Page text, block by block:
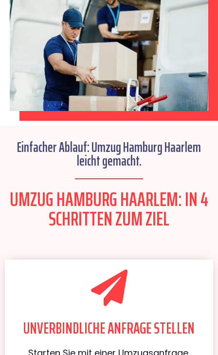
Einfacher Ablauf: Umzug Hamburg Haarlem
leicht gemacht.
UMZUG HAMBURG HAARLEM: IN 4
SCHRITTEN ZUM ZIEL
UNVERBINDLICHE ANFRAGE STELLEN